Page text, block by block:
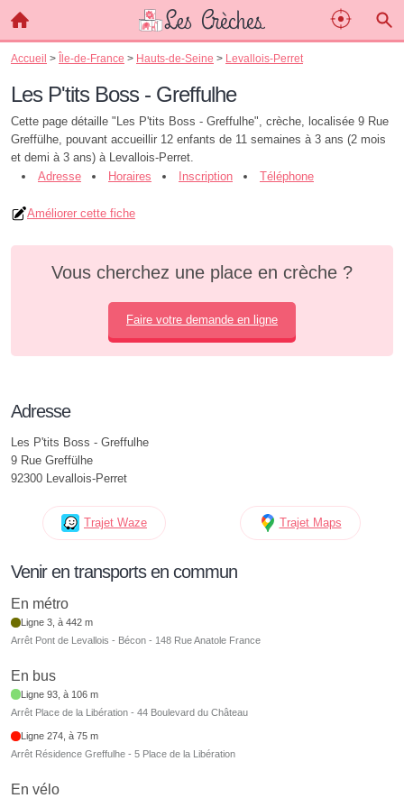
Accueil > Île-de-France > Hauts-de-Seine > Levallois-Perret
Les P'tits Boss - Greffulhe
Cette page détaille "Les P'tits Boss - Greffulhe", crèche, localisée 9 Rue
Greffülhe, pouvant accueillir 12 enfants de 11 semaines à 3 ans (2 mois
et demi à 3 ans) à Levallois-Perret.
Adresse
Horaires Inscription Téléphone
Améliorer cette fiche
Vous cherchez une place en crèche ?
Faire votre demande en ligne
Adresse
Les P'tits Boss - Greffulhe
9 Rue Greffülhe
92300 Levallois-Perret
Trajet Waze Trajet Maps
Venir en transports en commun
En métro
Ligne 3, à 442 m
Arrêt Pont de Levallois - Bécon - 148 Rue Anatole France
En bus
Ligne 93, à 106 m
Arrêt Place de la Libération - 44 Boulevard du Château
Ligne 274, à 75 m
Arrêt Résidence Greffulhe - 5 Place de la Libération
En vélo